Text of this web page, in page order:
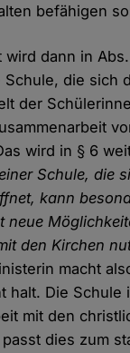
befähigen
wird dann in
die sich
der
wird in § 6
Schule, die
kann
neue
den Kirchen
macht
halt. Die Schule
mit den
dies zum